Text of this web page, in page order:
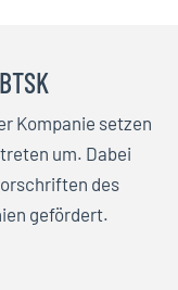
Kompanie setzen
um. Dabei
des
gefördert.